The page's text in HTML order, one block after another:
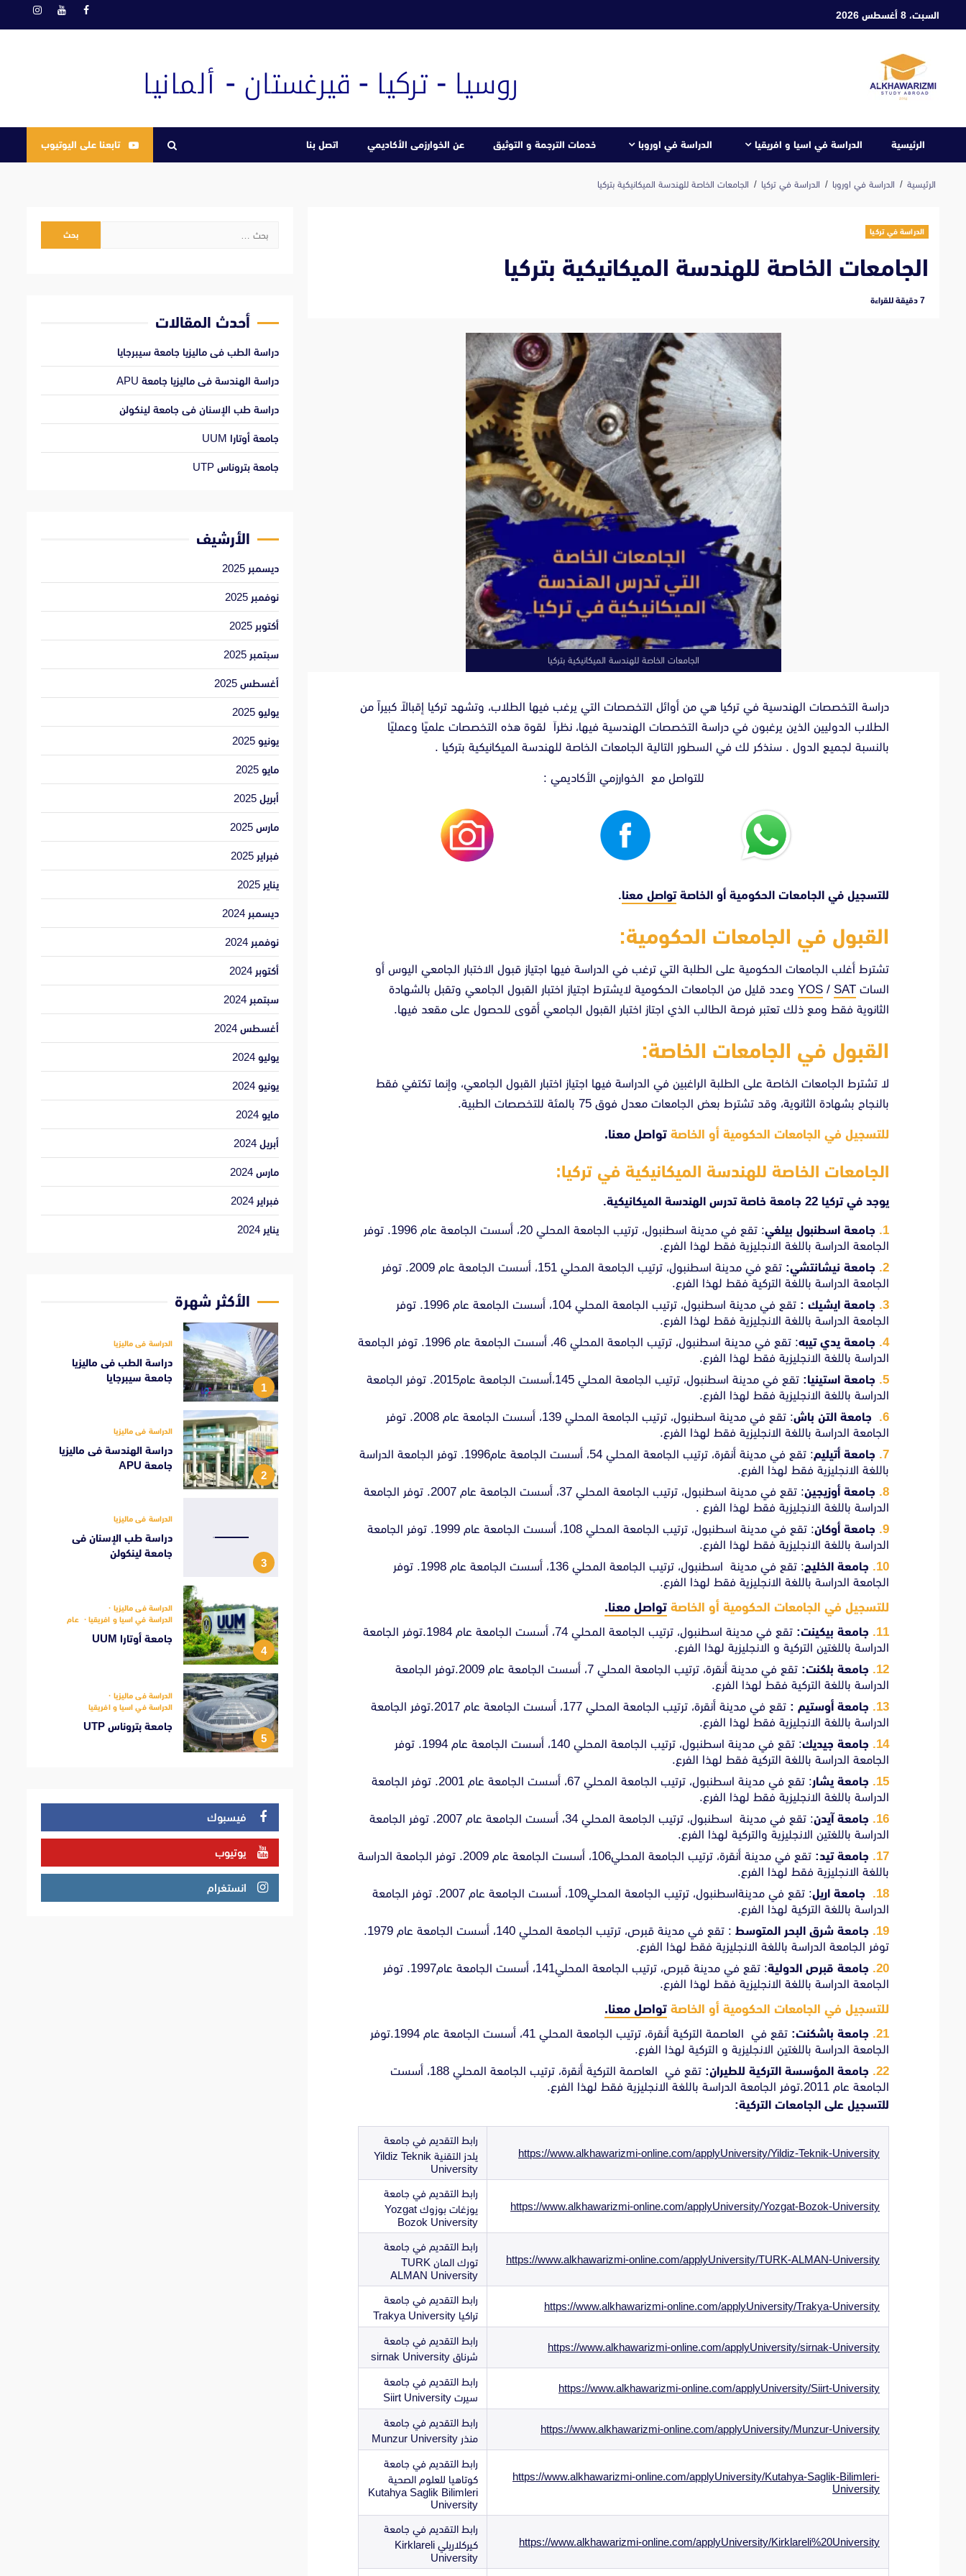
السبت، 8 أغسطس 2026 فيسبوكيوتيوب
الرئيسية الدراسة في اسيا و افريقيا الدراسة في اوروبا خدمات الترجمة و التوثيق عن الخوارزمى الأكاديمي اتصل بنا تابعنا على اليوتيوب
الرئيسية الدراسة في اوروبا الدراسة في تركيا الجامعات الخاصة للهندسة الميكانيكية بتركيا
الدراسة في تركيا
الجامعات الخاصة للهندسة الميكانيكية بتركيا
‫7 دقيقة للقراءة
الجامعات الخاصة للهندسة الميكانيكية بتركيا
دراسة التخصصات الهندسية في تركيا هي من أوائل التخصصات التي يرغب فيها الطلاب، وتشهد تركيا إقبالاً كبيراً من
الطلاب الدوليين الذين يرغبون في دراسة التخصصات الهندسية فيها، نظراَ لقوة هذه التخصصات علميًا وعمليًا
بالنسبة لجميع الدول . سنذكر لك في السطور التالية الجامعات الخاصة للهندسة الميكانيكية بتركيا .
للتواصل مع الخوارزمي الأكاديمي :
للتسجيل في الجامعات الحكومية أو الخاصةتواصل معنا.
القبول في الجامعات الحكومية:
تشترط أغلب الجامعات الحكومية على الطلبة التي ترغب في الدراسة فيها اجتياز قبول الاختبار الجامعي اليوس أو
السات
YOS / SAT
وعدد قليل من الجامعات الحكومية لايشترط اجتياز اختبار القبول الجامعي وتقبل بالشهادة
الثانوية فقط ومع ذلك تعتبر فرصة الطالب الذي اجتاز اختبار القبول الجامعي أقوى للحصول على مقعد فيها.
القبول في الجامعات الخاصة:
لا تشترط الجامعات الخاصة على الطلبة الراغبين في الدراسة فيها اجتياز اختبار القبول الجامعي، وإنما تكتفي فقط
بالنجاح بشهادة الثانوية، وقد تشترط بعض الجامعات معدل فوق 75 بالمئة للتخصصات الطبية.
للتسجيل في الجامعات الحكومية أو الخاصة تواصل معنا.
الجامعات الخاصة للهندسة الميكانيكية في تركيا:
يوجد في تركيا 22 جامعة خاصة تدرس الهندسة الميكانيكية.
جامعة اسطنبول بيلغي
: تقع في مدينة اسطنبول، ترتيب الجامعة المحلي 20، أسست الجامعة عام 1996. توفر
الجامعة الدراسة باللغة الانجليزية فقط لهذا الفرع.
جامعة نيشانتشي:
تقع في مدينة اسطنبول، ترتيب الجامعة المحلي 151، أسست الجامعة عام 2009. توفر
الجامعة الدراسة باللغة التركية فقط لهذا الفرع.
جامعة ايشيك :
تقع في مدينة اسطنبول، ترتيب الجامعة المحلي 104، أسست الجامعة عام 1996. توفر
الجامعة الدراسة باللغة الانجليزية فقط لهذا الفرع.
جامعة يدي تيبه
: تقع في مدينة اسطنبول، ترتيب الجامعة المحلي 46، أسست الجامعة عام 1996. توفر الجامعة
الدراسة باللغة الانجليزية فقط لهذا الفرع.
جامعة استينيا:
تقع في مدينة اسطنبول، ترتيب الجامعة المحلي 145،أسست الجامعة عام2015. توفر الجامعة
الدراسة باللغة الانجليزية فقط لهذا الفرع.
جامعة التن باش
: تقع في مدينة اسطنبول، ترتيب الجامعة المحلي 139، أسست الجامعة عام 2008. توفر
الجامعة الدراسة باللغة الانجليزية فقط لهذا الفرع.
جامعة أتيليم
: تقع في مدينة أنقرة، ترتيب الجامعة المحلي 54، أسست الجامعة عام1996. توفر الجامعة الدراسة
باللغة الانجليزية فقط لهذا الفرع.
جامعة أوزيجين
: تقع في مدينة اسطنبول، ترتيب الجامعة المحلي 37، أسست الجامعة عام 2007. توفر الجامعة
الدراسة باللغة الانجليزية فقط لهذا الفرع .
جامعة أوكان
: تقع في مدينة اسطنبول، ترتيب الجامعة المحلي 108، أسست الجامعة عام 1999. توفر الجامعة
الدراسة باللغة الانجليزية فقط لهذا الفرع.
جامعة الخليج
: تقع في مدينة اسطنبول، ترتيب الجامعة المحلي 136، أسست الجامعة عام 1998. توفر
الجامعة الدراسة باللغة الانجليزية فقط لهذا الفرع.
للتسجيل في الجامعات الحكومية أو الخاصة تواصل معنا.
جامعة بيكينت:
تقع في مدينة اسطنبول، ترتيب الجامعة المحلي 74، أسست الجامعة عام 1984.توفر الجامعة
الدراسة باللغتين التركية و الانجليزية لهذا الفرع.
جامعة بلكنت:
تقع في مدينة أنقرة، ترتيب الجامعة المحلي 7، أسست الجامعة عام 2009.توفر الجامعة
الدراسة باللغة التركية فقط لهذا الفرع.
جامعة أوستيم :
تقع في مدينة أنقرة، ترتيب الجامعة المحلي 177، أسست الجامعة عام 2017.توفر الجامعة
الدراسة باللغة الانجليزية فقط لهذا الفرع.
جامعة جيديك
: تقع في مدينة اسطنبول، ترتيب الجامعة المحلي 140، أسست الجامعة عام 1994. توفر
الجامعة الدراسة باللغة التركية فقط لهذا الفرع.
جامعة يشار
: تقع في مدينة اسطنبول، ترتيب الجامعة المحلي 67، أسست الجامعة عام 2001. توفر الجامعة
الدراسة باللغة الانجليزية فقط لهذا الفرع.
جامعة آيدن
: تقع في مدينة اسطنبول، ترتيب الجامعة المحلي 34، أسست الجامعة عام 2007. توفر الجامعة
الدراسة باللغتين الانجليزية والتركية لهذا الفرع.
جامعة تيد:
تقع في مدينة أنقرة، ترتيب الجامعة المحلي106، أسست الجامعة عام 2009. توفر الجامعة الدراسة
باللغة الانجليزية فقط لهذا الفرع.
جامعة اريل
: تقع في مدينةاسطنبول، ترتيب الجامعة المحلي109، أسست الجامعة عام 2007. توفر الجامعة
الدراسة باللغة التركية لهذا الفرع.
جامعة شرق البحر المتوسط
: تقع في مدينة قبرص، ترتيب الجامعة المحلي 140، أسست الجامعة عام 1979.
توفر الجامعة الدراسة باللغة الانجليزية فقط لهذا الفرع.
جامعة قبرص الدولية
: تقع في مدينة قبرص، ترتيب الجامعة المحلي141، أسست الجامعة عام1997. توفر
الجامعة الدراسة باللغة الانجليزية فقط لهذا الفرع.
للتسجيل في الجامعات الحكومية أو الخاصة تواصل معنا.
جامعة باشكنت:
تقع في العاصمة التركية أنقرة، ترتيب الجامعة المحلي 41، أسست الجامعة عام 1994.توفر
الجامعة الدراسة باللغتين الانجليزية و التركية لهذا الفرع.
جامعة المؤسسة التركية للطيران:
تقع في العاصمة التركية أنقرة، ترتيب الجامعة المحلي 188، أسست
الجامعة عام 2011.توفر الجامعة الدراسة باللغة الانجليزية فقط لهذا الفرع.
للتسجيل على الجامعات التركية:
https://www.alkhawarizmi-online.com/applyUniversity/Yildiz-Teknik-University
رابط التقديم في جامعة
يلدز التقنية Yildiz Teknik
University
https://www.alkhawarizmi-online.com/applyUniversity/Yozgat-Bozok-University
رابط التقديم في جامعة
يوزغات بوزوك Yozgat
Bozok University
https://www.alkhawarizmi-online.com/applyUniversity/TURK-ALMAN-University
رابط التقديم في جامعة
تورك المان TURK
ALMAN University
https://www.alkhawarizmi-online.com/applyUniversity/Trakya-University
رابط التقديم في جامعة
تراكيا Trakya University
https://www.alkhawarizmi-online.com/applyUniversity/sirnak-University
رابط التقديم في جامعة
شرناق sirnak University
https://www.alkhawarizmi-online.com/applyUniversity/Siirt-University
رابط التقديم في جامعة
سيرت Siirt University
https://www.alkhawarizmi-online.com/applyUniversity/Munzur-University
رابط التقديم في جامعة
منذر Munzur University
https://www.alkhawarizmi-online.com/applyUniversity/Kutahya-Saglik-Bilimleri-
University
رابط التقديم في جامعة
كوتاهيا للعلوم الصحية
Kutahya Saglik Bilimleri
University
https://www.alkhawarizmi-online.com/applyUniversity/Kirklareli%20University
رابط التقديم في جامعة
كيركلاريلي Kirklareli
University
البحث
أحدث المقالات
دراسة الطب فى ماليزيا جامعة سيبرجايا
دراسة الهندسة فى ماليزيا جامعة APU
دراسة طب الإسنان فى جامعة لينكولن
جامعة أوتارا UUM
جامعة بتروناس UTP
الأرشيف
ديسمبر 2025
نوفمبر 2025
أكتوبر 2025
سبتمبر 2025
أغسطس 2025
يوليو 2025
يونيو 2025
مايو 2025
أبريل 2025
مارس 2025
فبراير 2025
يناير 2025
ديسمبر 2024
نوفمبر 2024
أكتوبر 2024
سبتمبر 2024
أغسطس 2024
يوليو 2024
يونيو 2024
مايو 2024
أبريل 2024
مارس 2024
فبراير 2024
يناير 2024
الأكثر شهرة
1
الدراسة فى ماليزيا
دراسة الطب فى ماليزيا
جامعة سيبرجايا
2
الدراسة فى ماليزيا
دراسة الهندسة فى ماليزيا
جامعة APU
3
الدراسة فى ماليزيا
دراسة طب الإسنان فى
جامعة لينكولن
4
الدراسة فى ماليزيا
الدراسة في اسيا و افريقيا
عام
جامعة أوتارا UUM
5
الدراسة فى ماليزيا
الدراسة في اسيا و افريقيا
جامعة بتروناس UTP
فيسبوك
يوتيوب
انستغرام